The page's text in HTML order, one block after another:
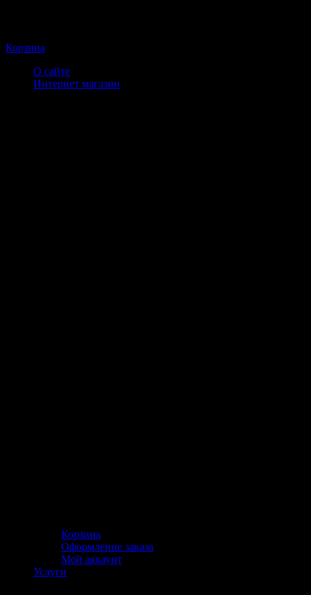
Корзина
О сайте
Интернет магазин
Корзина
Оформление заказа
Мой аккаунт
Услуги